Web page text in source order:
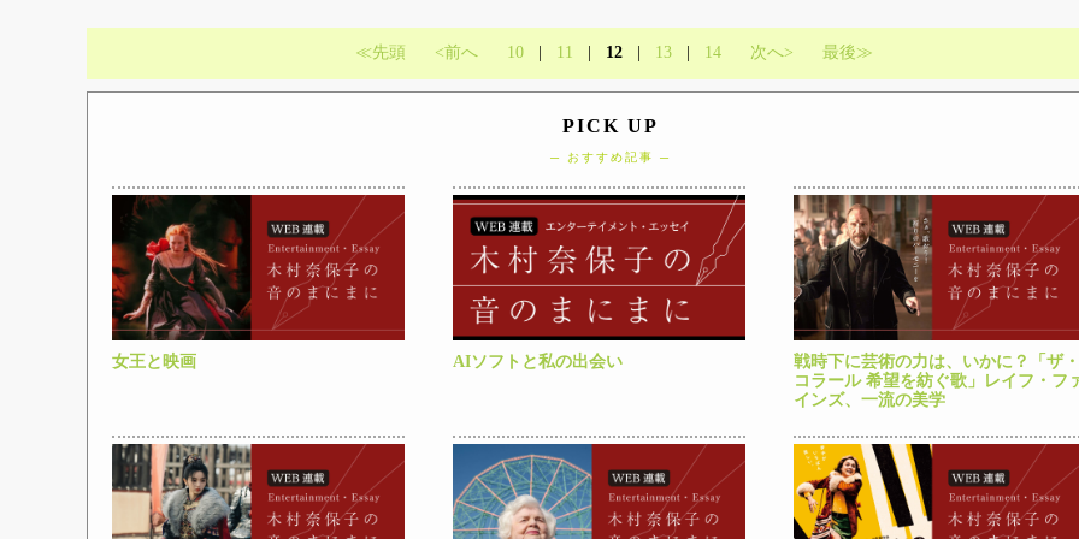
≪先頭 <前へ 10 11 12 13 14 次へ> 最後≫
PICK UP
─ おすすめ記事 ─
女王と映画 AIソフトと私の出会い
戦時下に芸術の力は、いかに？「ザ・
コラール 希望を紡ぐ歌」レイフ・フ
インズ、一流の美学